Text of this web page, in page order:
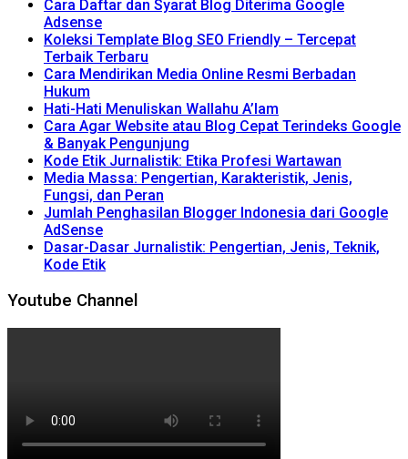
Cara Daftar dan Syarat Blog Diterima Google
Adsense
Koleksi Template Blog SEO Friendly – Tercepat
Terbaik Terbaru
Cara Mendirikan Media Online Resmi Berbadan
Hukum
Hati-Hati Menuliskan Wallahu A’lam
Cara Agar Website atau Blog Cepat Terindeks Google
& Banyak Pengunjung
Kode Etik Jurnalistik: Etika Profesi Wartawan
Media Massa: Pengertian, Karakteristik, Jenis,
Fungsi, dan Peran
Jumlah Penghasilan Blogger Indonesia dari Google
AdSense
Dasar-Dasar Jurnalistik: Pengertian, Jenis, Teknik,
Kode Etik
Youtube Channel